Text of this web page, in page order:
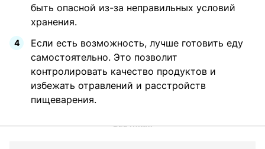
быть опасной из-за неправильных условий
хранения.
Если есть возможность, лучше готовить еду
самостоятельно. Это позволит
контролировать качество продуктов и
избежать отравлений и расстройств
пищеварения.